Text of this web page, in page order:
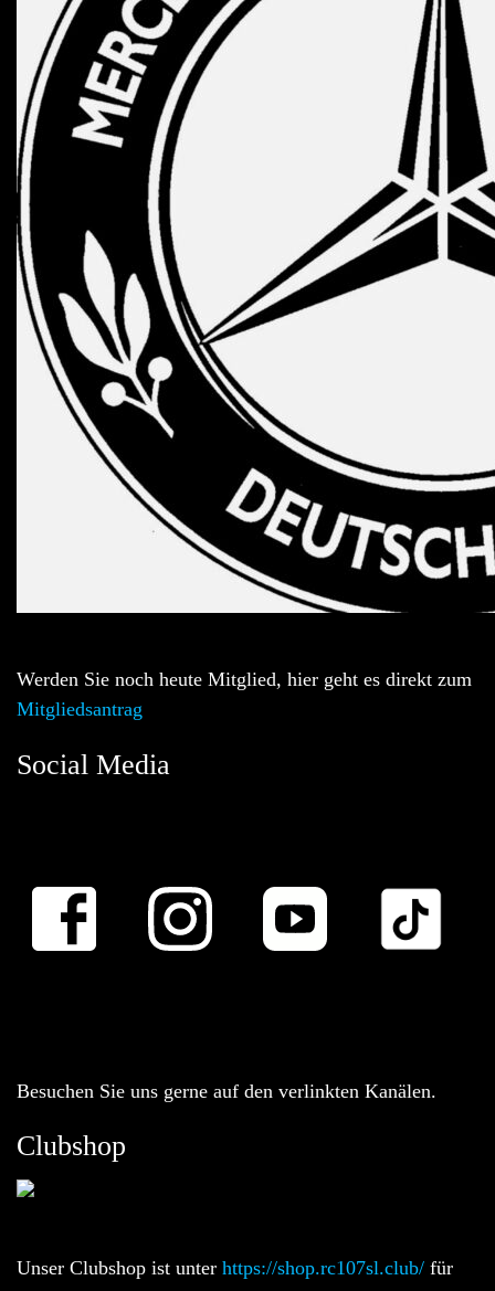
Werden Sie noch heute Mitglied, hier geht es direkt zum
Mitgliedsantrag
Social Media
Besuchen Sie uns gerne auf den verlinkten Kanälen.
Clubshop
Unser Clubshop ist unter https://shop.rc107sl.club/ für